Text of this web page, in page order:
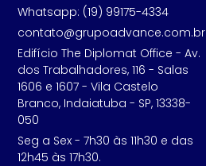
Whatsapp: (19) 99175-4334
contato@grupoadvance.com.br
Edifício The Diplomat Office - Av.
dos Trabalhadores, 116 - Salas
1606 e 1607 - Vila Castelo
Branco, Indaiatuba - SP, 13338-
050
Seg a Sex - 7h30 às 11h30 e das
12h45 às 17h30.